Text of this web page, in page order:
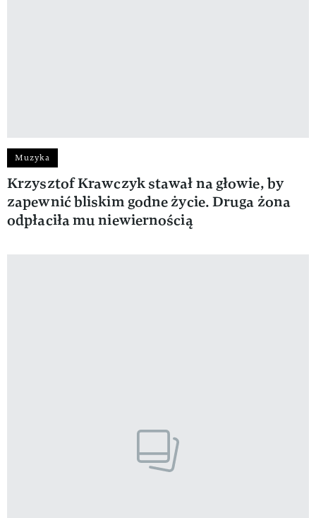
Muzyka
Krzysztof Krawczyk stawał na głowie, by
zapewnić bliskim godne życie. Druga żona
odpłaciła mu niewiernością